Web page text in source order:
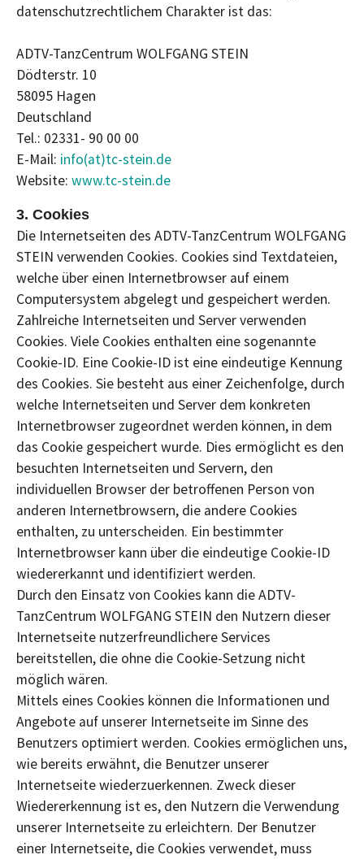
datenschutzrechtlichem Charakter ist das:
ADTV-TanzCentrum WOLFGANG STEIN
Dödterstr. 10
58095 Hagen
Deutschland
Tel.: 02331- 90 00 00
E-Mail: info(at)tc-stein.de
Website: www.tc-stein.de
3. Cookies
Die Internetseiten des ADTV-TanzCentrum WOLFGANG
STEIN verwenden Cookies. Cookies sind Textdateien,
welche über einen Internetbrowser auf einem
Computersystem abgelegt und gespeichert werden.
Zahlreiche Internetseiten und Server verwenden
Cookies. Viele Cookies enthalten eine sogenannte
Cookie-ID. Eine Cookie-ID ist eine eindeutige Kennung
des Cookies. Sie besteht aus einer Zeichenfolge, durch
welche Internetseiten und Server dem konkreten
Internetbrowser zugeordnet werden können, in dem
das Cookie gespeichert wurde. Dies ermöglicht es den
besuchten Internetseiten und Servern, den
individuellen Browser der betroffenen Person von
anderen Internetbrowsern, die andere Cookies
enthalten, zu unterscheiden. Ein bestimmter
Internetbrowser kann über die eindeutige Cookie-ID
wiedererkannt und identifiziert werden.
Durch den Einsatz von Cookies kann die ADTV-
TanzCentrum WOLFGANG STEIN den Nutzern dieser
Internetseite nutzerfreundlichere Services
bereitstellen, die ohne die Cookie-Setzung nicht
möglich wären.
Mittels eines Cookies können die Informationen und
Angebote auf unserer Internetseite im Sinne des
Benutzers optimiert werden. Cookies ermöglichen uns,
wie bereits erwähnt, die Benutzer unserer
Internetseite wiederzuerkennen. Zweck dieser
Wiedererkennung ist es, den Nutzern die Verwendung
unserer Internetseite zu erleichtern. Der Benutzer
einer Internetseite, die Cookies verwendet, muss